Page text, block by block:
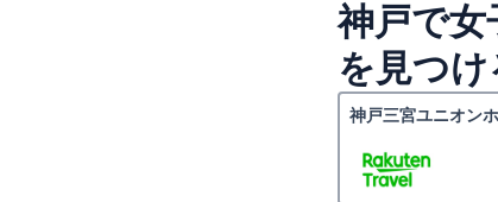
神戸で
を見つけ
神戸三宮ユニオン